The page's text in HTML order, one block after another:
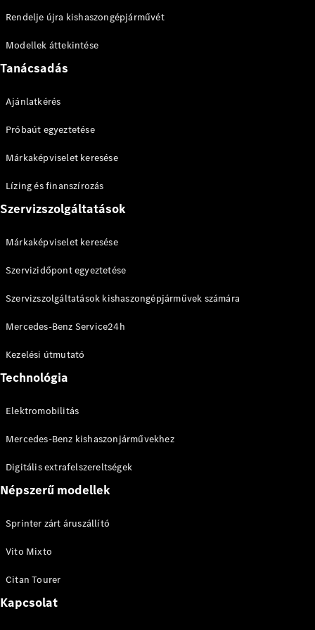
Konfigurátor
Online
Bemutatóterem
Összes
Buszlimuzin
Marco Polo
Marco Polo
Konfigurátor
Online
Bemutatóterem
eSprinter
eSprinter
zárt
áruszállító
Elektromos
eSprinter
alváz
alváz
platóval
Rendelje újra kishaszongépjárművét
Modellek áttekintése
Tanácsadás
Ajánlatkérés
Próbaút egyeztetése
Márkaképviselet keresése
Lízing és finanszírozás
Szervizszolgáltatások
Márkaképviselet keresése
Szervizidőpont egyeztetése
Szervizszolgáltatások kishaszongépjárművek számára
Mercedes-Benz Service24h
Kezelési útmutató
Technológia
Elektromobilitás
Mercedes-Benz kishaszonjárművekhez
Digitális extrafelszereltségek
Népszerű modellek
Sprinter zárt áruszállító
Vito Mixto
Citan Tourer
Kapcsolat